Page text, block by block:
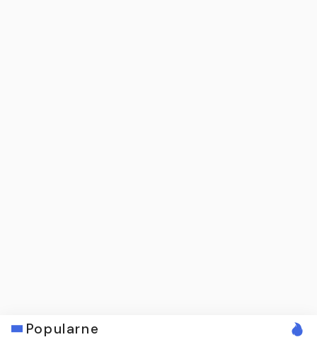
Popularne